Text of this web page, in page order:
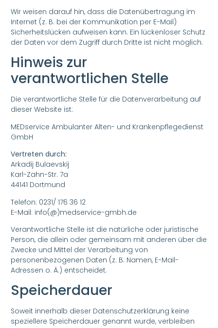
Wir weisen darauf hin, dass die Datenübertragung im
Internet (z. B. bei der Kommunikation per E-Mail)
Sicherheitslücken aufweisen kann. Ein lückenloser Schutz
der Daten vor dem Zugriff durch Dritte ist nicht möglich.
Hinweis zur
verantwortlichen Stelle
Die verantwortliche Stelle für die Datenverarbeitung auf
dieser Website ist:
MEDservice Ambulanter Alten- und Krankenpflegedienst
GmbH
Vertreten durch:
Arkadij Bulaevskij
Karl-Zahn-Str. 7a
44141 Dortmund
Telefon: 0231/ 176 36 12
E-Mail: info(@)medservice-gmbh.de
Verantwortliche Stelle ist die natürliche oder juristische
Person, die allein oder gemeinsam mit anderen über die
Zwecke und Mittel der Verarbeitung von
personenbezogenen Daten (z. B. Namen, E-Mail-
Adressen o. Ä.) entscheidet.
Speicherdauer
Soweit innerhalb dieser Datenschutzerklärung keine
speziellere Speicherdauer genannt wurde, verbleiben